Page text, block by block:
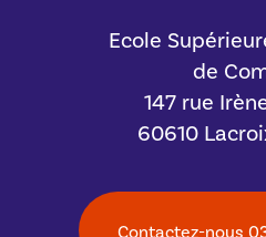
Ecole
de
147 rue
60610